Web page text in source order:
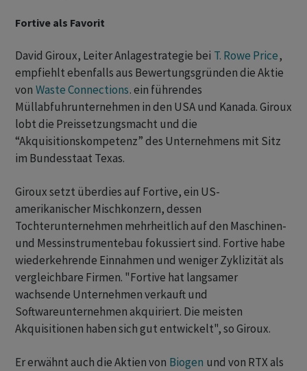
Fortive als Favorit
David Giroux, Leiter Anlagestrategie bei T. Rowe Price,
empfiehlt ebenfalls aus Bewertungsgründen die Aktie
von Waste Connections. ein führendes
Müllabfuhrunternehmen in den USA und Kanada. Giroux
lobt die Preissetzungsmacht und die
“Akquisitionskompetenz” des Unternehmens mit Sitz
im Bundesstaat Texas.
Giroux setzt überdies auf Fortive, ein US-
amerikanischer Mischkonzern, dessen
Tochterunternehmen mehrheitlich auf den Maschinen-
und Messinstrumentebau fokussiert sind. Fortive habe
wiederkehrende Einnahmen und weniger Zyklizität als
vergleichbare Firmen. "Fortive hat langsamer
wachsende Unternehmen verkauft und
Softwareunternehmen akquiriert. Die meisten
Akquisitionen haben sich gut entwickelt", so Giroux.
Er erwähnt auch die Aktien von Biogen und von RTX als